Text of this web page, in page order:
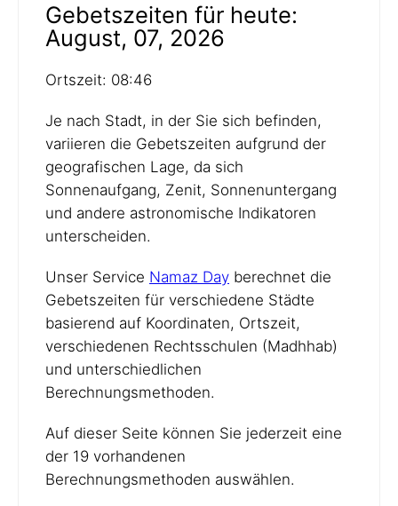
Gebetszeiten für heute:
August, 07, 2026
Ortszeit: 08:46
Je nach Stadt, in der Sie sich befinden,
variieren die Gebetszeiten aufgrund der
geografischen Lage, da sich
Sonnenaufgang, Zenit, Sonnenuntergang
und andere astronomische Indikatoren
unterscheiden.
Unser Service Namaz Day berechnet die
Gebetszeiten für verschiedene Städte
basierend auf Koordinaten, Ortszeit,
verschiedenen Rechtsschulen (Madhhab)
und unterschiedlichen
Berechnungsmethoden.
Auf dieser Seite können Sie jederzeit eine
der 19 vorhandenen
Berechnungsmethoden auswählen.